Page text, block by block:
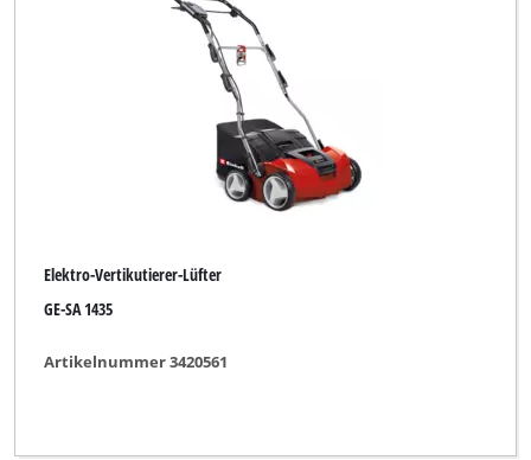
Elektro-Vertikutierer-Lüfter
GE-SA 1435
Artikelnummer 3420561